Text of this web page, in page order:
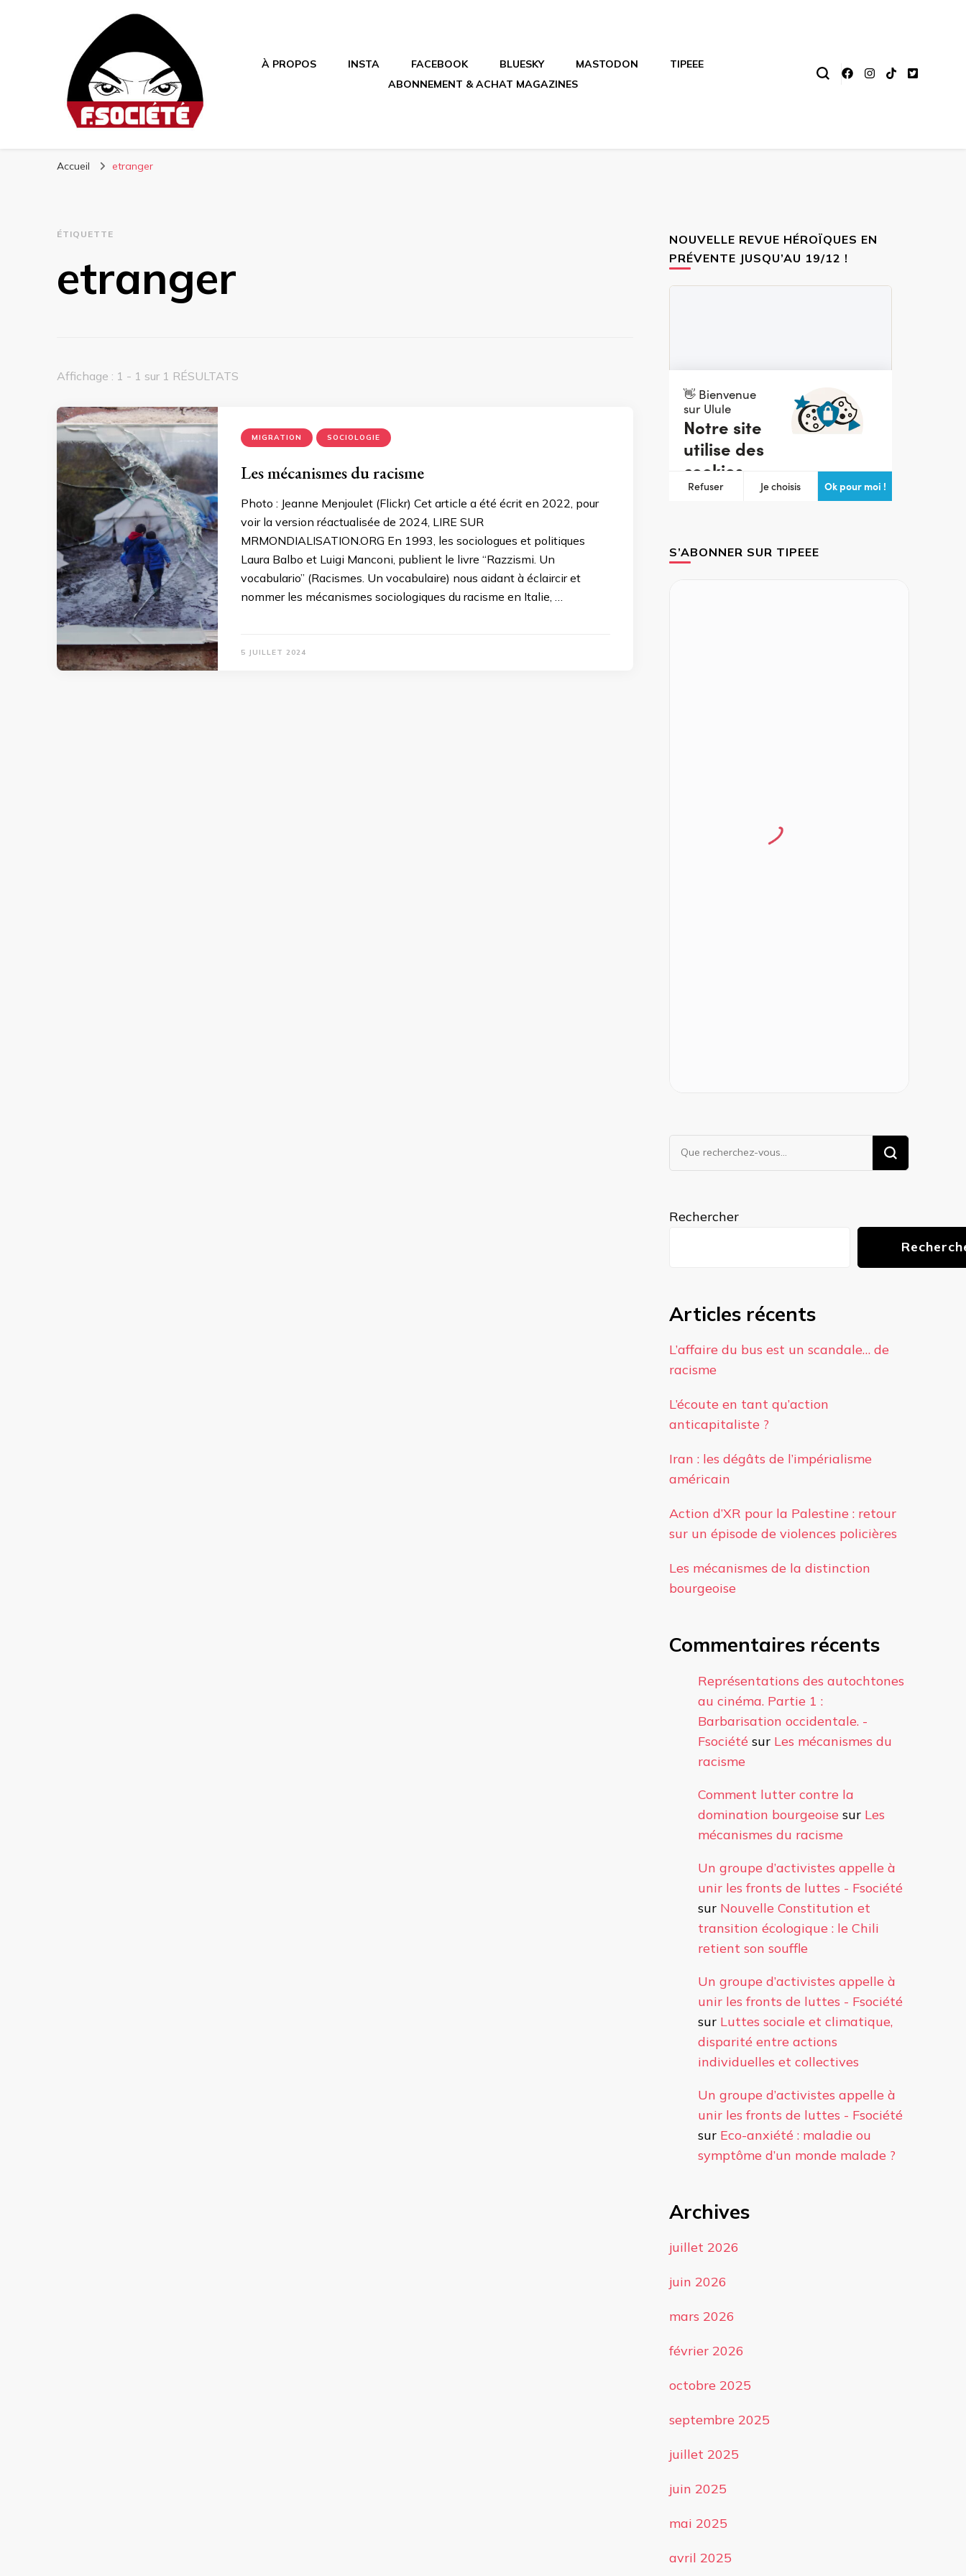
Fsociété
À PROPOS INSTA FACEBOOK BLUESKY MASTODON
TIPEEE
ABONNEMENT & ACHAT MAGAZINES
Accueil etranger
ÉTIQUETTE
etranger
Affichage : 1 - 1 sur 1 RÉSULTATS
MIGRATION SOCIOLOGIE
Les mécanismes du racisme
Photo : Jeanne Menjoulet (Flickr) Cet article a été écrit en 2022, pour
voir la version réactualisée de 2024, LIRE SUR
MRMONDIALISATION.ORG En 1993, les sociologues et politiques
Laura Balbo et Luigi Manconi, publient le livre “Razzismi. Un
vocabulario” (Racismes. Un vocabulaire) nous aidant à éclaircir et
nommer les mécanismes sociologiques du racisme en Italie, …
5 JUILLET 2024
NOUVELLE REVUE HÉROÏQUES EN
PRÉVENTE JUSQU’AU 19/12 !
S’ABONNER SUR TIPEEE
Vous
recherchiez
Rechercher
Articles récents
L’affaire du bus est un scandale… de
racisme
L’écoute en tant qu’action
anticapitaliste ?
Iran : les dégâts de l’impérialisme
américain
Action d’XR pour la Palestine : retour
sur un épisode de violences policières
Les mécanismes de la distinction
bourgeoise
Commentaires récents
Représentations des autochtones
au cinéma. Partie 1 :
Barbarisation occidentale. -
Fsociétésur Les mécanismes du
racisme
Comment lutter contre la
domination bourgeoisesur Les
mécanismes du racisme
Un groupe d’activistes appelle à
unir les fronts de luttes - Fsociété
sur Nouvelle Constitution et
transition écologique : le Chili
retient son souffle
Un groupe d’activistes appelle à
unir les fronts de luttes - Fsociété
sur Luttes sociale et climatique,
disparité entre actions
individuelles et collectives
Un groupe d’activistes appelle à
unir les fronts de luttes - Fsociété
sur Eco-anxiété : maladie ou
symptôme d’un monde malade ?
Archives
juillet 2026
juin 2026
mars 2026
février 2026
octobre 2025
septembre 2025
juillet 2025
juin 2025
mai 2025
avril 2025